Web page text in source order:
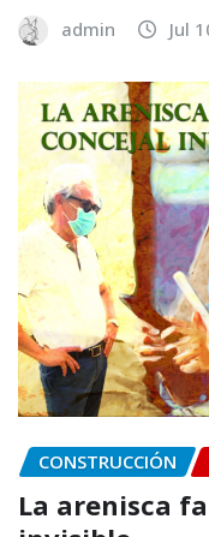
admin Jul
CONSTRUCCIÓN
La arenisca